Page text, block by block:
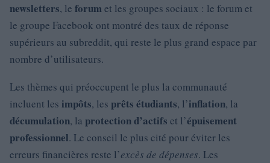
newsletters, le forumet les groupes sociaux : le forum et
le groupe Facebook ont montré des taux de réponse
supérieurs au subreddit, qui reste le plus grand espace par
nombre d’utilisateurs.
Les thèmes qui préoccupent le plus la communauté
incluent les impôts, les prêts étudiants, l’inflation, la
décumulation, la protection d’actifs et l’épuisement
professionnel. Le conseil le plus cité pour éviter les
erreurs financières reste l’excès de dépenses. Les